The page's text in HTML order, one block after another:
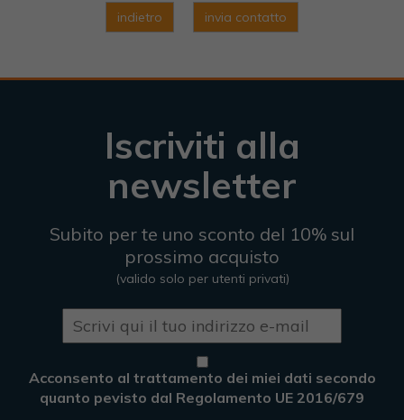
indietro invia contatto
Iscriviti alla
newsletter
Subito per te uno sconto del 10% sul
prossimo acquisto
(valido solo per utenti privati)
Acconsento al trattamento dei miei dati secondo
quanto pevisto dal Regolamento UE 2016/679